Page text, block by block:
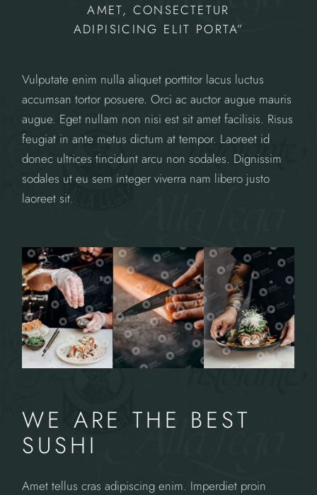
AMET, CONSECTETUR
ADIPISICING ELIT PORTA”
Vulputate enim nulla aliquet porttitor lacus luctus
accumsan tortor posuere. Orci ac auctor augue mauris
augue. Eget nullam non nisi est sit amet facilisis. Risus
feugiat in ante metus dictum at tempor. Laoreet id
donec ultrices tincidunt arcu non sodales. Dignissim
sodales ut eu sem integer viverra nam libero justo
laoreet sit.
WE ARE THE BEST
SUSHI
Amet tellus cras adipiscing enim. Imperdiet proin